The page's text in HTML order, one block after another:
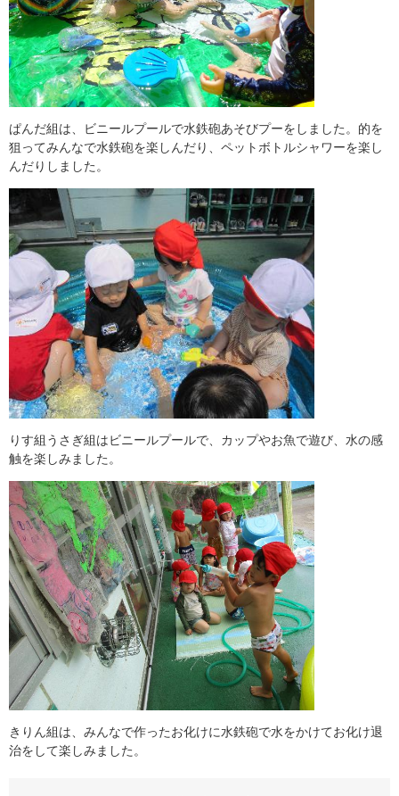
ぱんだ組は、ビニールプールで水鉄砲あそびプーをしました。的を
狙ってみんなで水鉄砲を楽しんだり、ペットボトルシャワーを楽し
んだりしました。
りす組うさぎ組はビニールプールで、カップやお魚で遊び、水の感
触を楽しみました。
きりん組は、みんなで作ったお化けに水鉄砲で水をかけてお化け退
治をして楽しみました。